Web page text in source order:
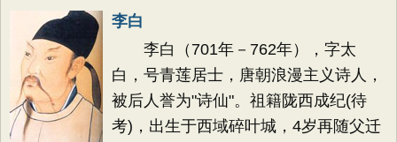
李白
李白（701年－762年），字太
白，号青莲居士，唐朝浪漫主义诗人，
被后人誉为"诗仙"。祖籍陇西成纪(待
考)，出生于西域碎叶城，4岁再随父迁